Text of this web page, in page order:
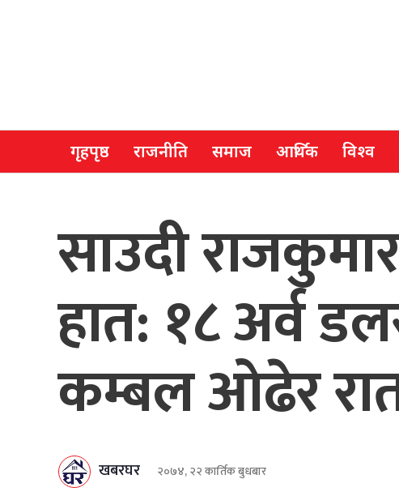
गृहपृष्ठ राजनीति समाज आर्थिक विश्व
साउदी
हात: १८ अर्व
कम्बल ओढेर
खबरघर २०७४, २२ कार्तिक बुधबार